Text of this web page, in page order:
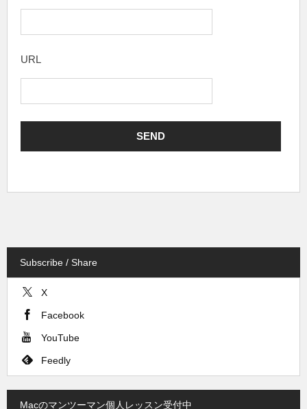
URL
Subscribe / Share
X
Facebook
YouTube
Feedly
Macのマンツーマン個人レッスン受付中